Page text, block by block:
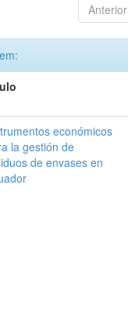
Anterior
económicos
la gestión de
de envases en